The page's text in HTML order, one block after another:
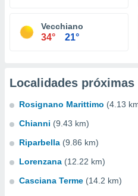
Vecchiano
34° 21°
Localidades próximas
Rosignano Marittimo (4.13
Chianni (9.43 km)
Riparbella (9.86 km)
Lorenzana (12.22 km)
Casciana Terme (14.2 km)